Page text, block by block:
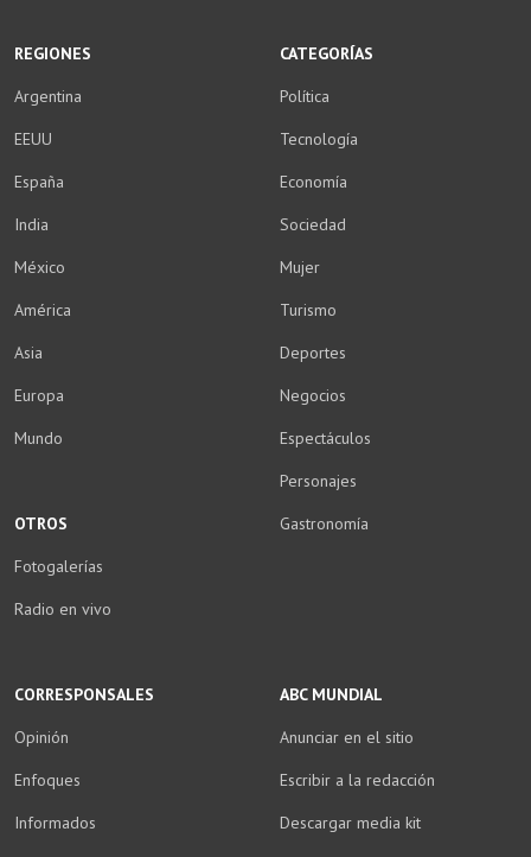
REGIONES
Argentina
EEUU
España
India
México
América
Asia
Europa
Mundo
CATEGORÍAS
Política
Tecnología
Economía
Sociedad
Mujer
Turismo
Deportes
Negocios
Espectáculos
Personajes
Gastronomía
CORRESPONSALES
Opinión
Enfoques
Informados
OTROS
Fotogalerías
Radio en vivo
ABC MUNDIAL
Anunciar en el sitio
Escribir a la redacción
Descargar media kit